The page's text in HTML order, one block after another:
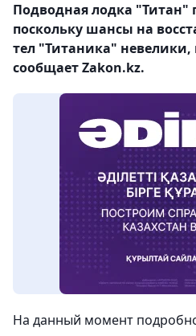
Подводная лодка "Титан"
поскольку шансы на
тел "Титаника" невелики,
сообщает Zakon.kz.
На данный момент